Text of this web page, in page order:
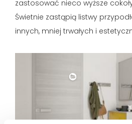
zastosować nieco wyższe
Świetnie zastąpią listwy
innych, mniej trwałych i